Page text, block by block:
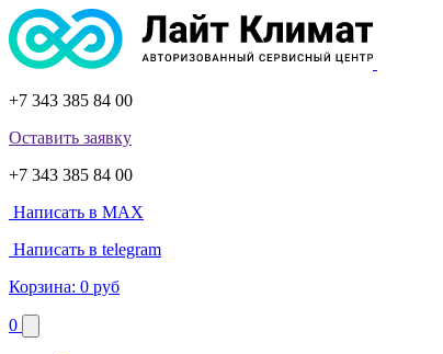
+7 343 385 84 00
Оставить заявку
+7 343 385 84 00
Написать в MAX
Написать в telegram
Корзина: 0 руб
0